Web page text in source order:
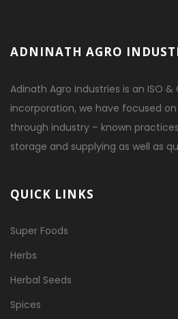
ADNINATH AGRO
Adinath Agro Industries is an ISO
incorporation, we have focused
through industry – known
storage and supplying as well as
QUICK LINKS
Super Foods
Herbs
Herbal Seeds
Spices